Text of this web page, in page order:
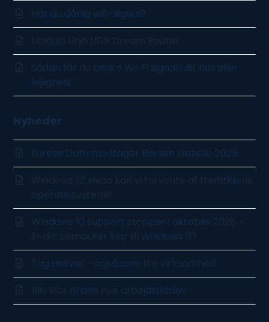
Har du dårlig wifi-signal?
Ubiquiti Unifi UDR Dream Router
Sådan får du bedre Wi-Fi signal i dit hus eller
lejlighed
Nyheder
Furesø Data modtager Børsen Gazelle 2025
Windows 12: Hvad kan vi forvente af fremtidens
operativsystem?
Windows 10 support stopper i oktober 2025 –
Er din computer klar til Windows 11?
Tag ansvar – også som lille virksomhed
Bliv klar til den nye arbejdstidslov